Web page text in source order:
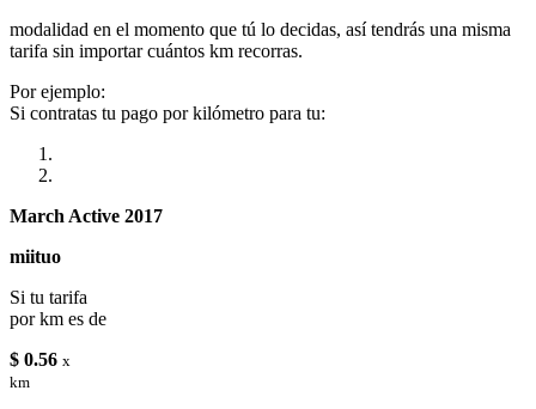
modalidad en el momento que tú lo decidas, así tendrás una misma
tarifa sin importar cuántos km recorras.
Por ejemplo:
Si contratas tu pago por kilómetro para tu:
March Active 2017
miituo
Si tu tarifa
por km es de
$ 0.56 x
km